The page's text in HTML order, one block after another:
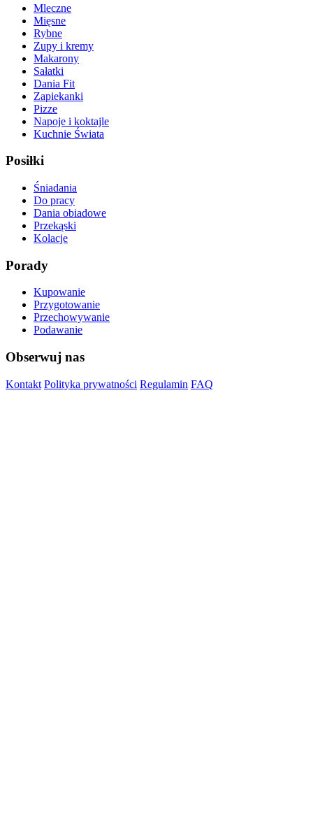
Mleczne
Mięsne
Rybne
Zupy i kremy
Makarony
Sałatki
Dania Fit
Zapiekanki
Pizze
Napoje i koktajle
Kuchnie Świata
Posiłki
Śniadania
Do pracy
Dania obiadowe
Przekąski
Kolacje
Porady
Kupowanie
Przygotowanie
Przechowywanie
Podawanie
Obserwuj nas
Kontakt Polityka prywatności Regulamin FAQ